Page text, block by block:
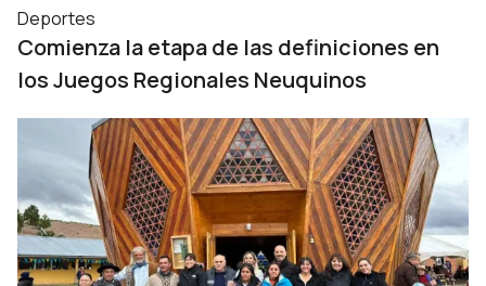
Deportes
Comienza la etapa de las definiciones en
los Juegos Regionales Neuquinos